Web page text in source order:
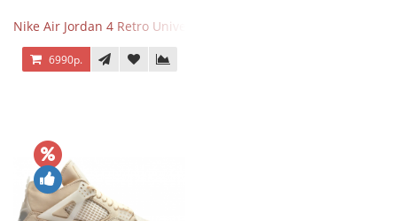
Nike Air Jordan 4 Retro University Blue
6990р.